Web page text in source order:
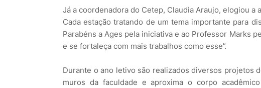
Já a coordenadora do Cetep, Claudia Araujo, elogiou
Cada estação tratando de um tema importante para
Parabéns a Ages pela iniciativa e ao Professor Marks
e se fortaleça com mais trabalhos como esse”.
Durante o ano letivo são realizados diversos projetos
muros da faculdade e aproxima o corpo